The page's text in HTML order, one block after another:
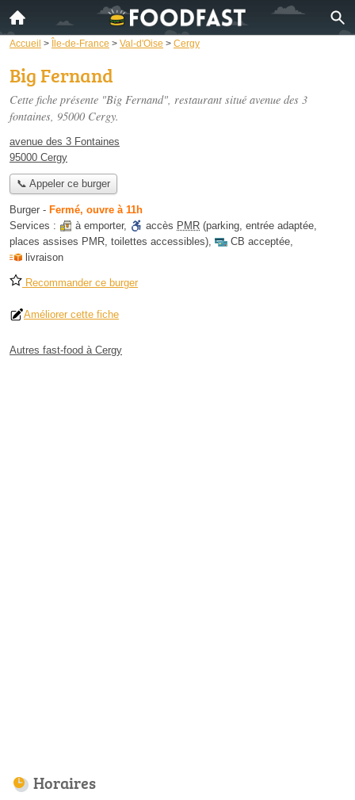
Accueil > Île-de-France > Val-d'Oise > Cergy
Big Fernand
Cette fiche présente "Big Fernand", restaurant situé avenue des 3
fontaines, 95000 Cergy.
avenue des 3 Fontaines
95000 Cergy
📞 Appeler ce burger
Burger - Fermé, ouvre à 11h
Services :
à emporter, accès PMR (parking, entrée adaptée,
places assises PMR, toilettes accessibles), CB acceptée,
livraison
Recommander ce burger
Améliorer cette fiche
Autres fast-food à Cergy
Horaires